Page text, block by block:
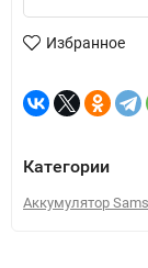
Избранное
Категории
Аккумулятор